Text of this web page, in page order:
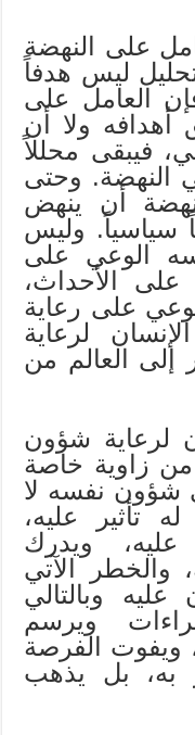
على النهضة
ليس هدفاً
العامل على
أهدافه ولا أن
فيبقى محللاً
النهضة. وحتى
أن ينهض
سياسياً. وليس
الوعي على
الأحداث،
على رعاية
لرعاية
إلى العالم من
لرعاية شؤون
من زاوية خاصة
شؤون نفسه لا
تأثير عليه،
ويدرك
والخطر الآتي
وبالتالي
ويرسم
ويفوت الفرصة
به، بل يذهب